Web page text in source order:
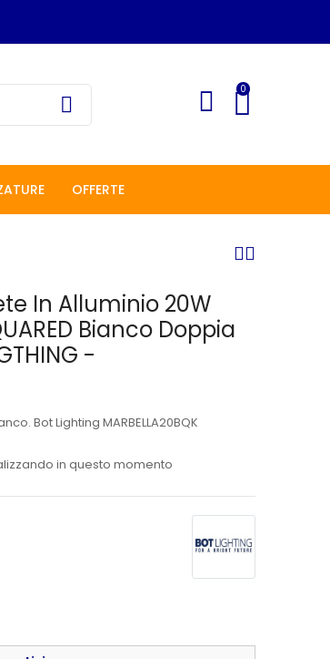
0
OFFERTE
In Alluminio 20W
Bianco Doppia
-
Bot Lighting MARBELLA20BQK
in questo momento